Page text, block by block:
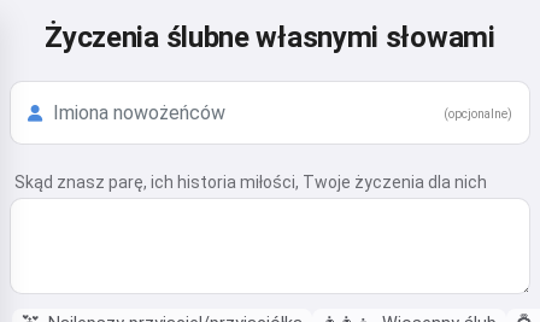
Życzenia ślubne własnymi słowami
(opcjonalne)
Skąd znasz parę, ich historia miłości, Twoje życzenia dla nich